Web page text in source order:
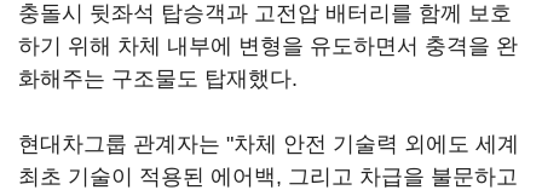
충돌시 뒷좌석 탑승객과 고전압 배터리를 함께 보호
하기 위해 차체 내부에 변형을 유도하면서 충격을 완
화해주는 구조물도 탑재했다.
현대차그룹 관계자는 "차체 안전 기술력 외에도 세계
최초 기술이 적용된 에어백, 그리고 차급을 불문하고